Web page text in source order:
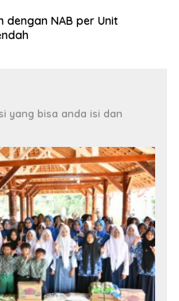
dengan NAB per Unit
yang bisa anda isi dan